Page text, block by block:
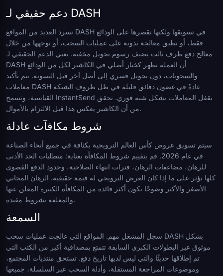
دعم حقيقي لـ DASH
تسرد العديد من المواقع DASH في تسويقها ولكنها تقصرها على الودائع
فقط، أو تطبق معالجة يدوية على عمليات السحب، أو توجهها من خلال
معالج دفع طرف ثالث يضيف رسوم تحويل مخفية. يعني الدعم الحقيقي لـ
DASH أن العملة تظهر كخيار أصلي في الكاشير لكل من الودائع
والسحوبات، دون تحويل قسري إلى أصل آخر قبل التسوية. يتم تأكيد
معاملات DASH عادةً في غضون دقائق قليلة في ظل ظروف الشبكة
القياسية، وتسمح InstantSend بقفل المعاملات بشكل شبه فوري. تحقق
من أن الكاشير يعكس هذا قبل الالتزام بالأموال.
شروط مكافآت عادلة
سيتم تسويق عروض كأس العالم الترويجية بكثافة في جميع أنحاء الصناعة
في عام 2026. قم بتقييم شروط المكافأة بعناية: متطلبات الحد الأدنى
للرهان، مضاعفات الرهان، فترات انتهاء الصلاحية، وحدود الدفع القصوى
كلها تؤثر على ما إذا كان العرض الترويجي له قيمة حقيقية. الرهان المجاني
الأصغر والأكثر وضوحًا يكون أكثر فائدة من المكافأة الكبيرة المعلن عنها
والمغلفة بشروط مقيدة.
السمعة
سجل المشغل مهم. المواقع التي عالجت عمليات سحب DASH بشكل
موثوق عبر البطولات الكبرى السابقة تتمتع بمصداقية أكبر من الكتب التي
تم إطلاقها حديثًا والتي ليس لديها تاريخ دفع. تستحق منتديات المجتمع،
وموضوعات المراجعة المستقلة، وأدلة السحب عبر السلسلة، جميعها